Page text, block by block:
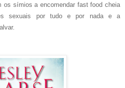
os símios a encomendar fast food cheia
sexuais por tudo e por nada e a